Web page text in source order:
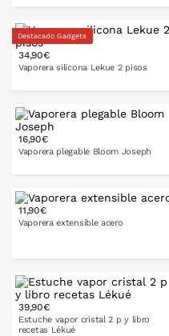
PONLO EN LA CESTA
Destacado Gadgets
34,90€
Vaporera silicona Lekue 2 pisos
27,5 cm
16,90€
Vaporera plegable Bloom Joseph
11,90€
Vaporera extensible acero
PONLO EN LA CESTA
39,90€
Estuche vapor cristal 2 p y libro
recetas Lékué